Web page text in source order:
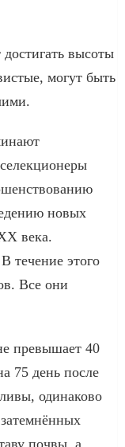
высоты
могут быть
новых
века.
течение этого
Все они
превышает 40
75 день после
одинаково
почвы, а